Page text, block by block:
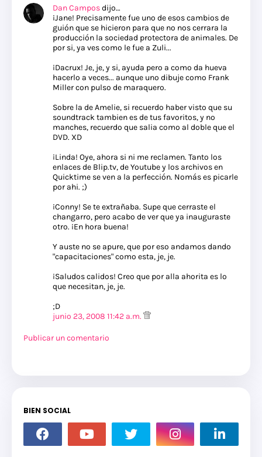
Dan Camposdijo…
¡Jane! Precisamente fue uno de esos cambios de
guión que se hicieron para que no nos cerrara la
producción la sociedad protectora de animales. De
por si, ya ves como le fue a Zuli...
¡Dacrux! Je, je, y si, ayuda pero a como da hueva
hacerlo a veces... aunque uno dibuje como Frank
Miller con pulso de maraquero.
Sobre la de Amelie, si recuerdo haber visto que su
soundtrack tambien es de tus favoritos, y no
manches, recuerdo que salia como al doble que el
DVD. XD
¡Linda! Oye, ahora si ni me reclamen. Tanto los
enlaces de Blip.tv, de Youtube y los archivos en
Quicktime se ven a la perfección. Nomás es picarle
por ahi. ;)
¡Conny! Se te extrañaba. Supe que cerraste el
changarro, pero acabo de ver que ya inauguraste
otro. ¡En hora buena!
Y auste no se apure, que por eso andamos dando
"capacitaciones" como esta, je, je.
¡Saludos calidos! Creo que por alla ahorita es lo
que necesitan, je, je.
;D
junio 23, 2008 11:42 a.m.
Publicar un comentario
BIEN SOCIAL